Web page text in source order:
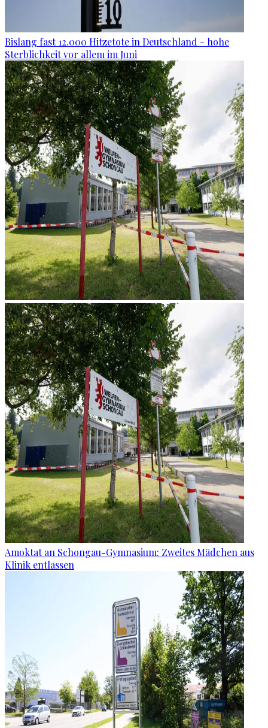
Bislang fast 12.000 Hitzetote in Deutschland - hohe
Sterblichkeit vor allem im Juni
Amoktat an Schongau-Gymnasium: Zweites Mädchen aus
Klinik entlassen